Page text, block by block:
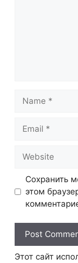
Name
Email
Website
Сохранить
этом
Этот сайт